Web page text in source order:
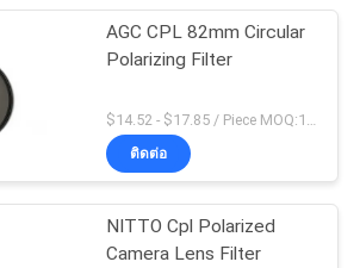
AGC CPL 82mm Circular
Polarizing Filter
ติดต่อ
NITTO Cpl Polarized
Camera Lens Filter